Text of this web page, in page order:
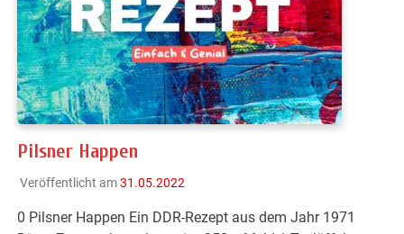
Pilsner Happen
Veröffentlicht am31.05.2022
0 Pilsner Happen Ein DDR-Rezept aus dem Jahr 1971